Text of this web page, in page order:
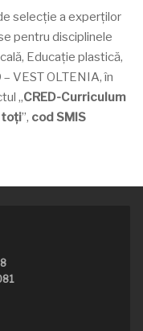
selecție a experților
pentru disciplinele
Educație plastică,
VEST OLTENIA, în
„CRED-Curriculum
toți”, cod SMIS